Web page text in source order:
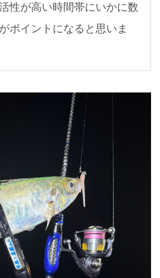
性が高い時間帯にいかに数
ポイントになると思いま